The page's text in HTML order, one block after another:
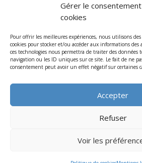
Gérer le
cookies
Pour offrir les meilleures expériences, nous utilisons
cookies pour stocker et/ou accéder aux informations des
ces technologies nous permettra de traiter des données
navigation ou les ID uniques sur ce site. Le fait de ne
consentement peut avoir un effet négatif sur certaines
Accepter
Refuser
Voir les
7th Cathedrals Classic